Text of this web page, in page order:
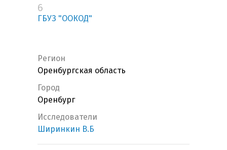
6
ГБУЗ "ООКОД"
Регион
Оренбургская область
Город
Оренбург
Исследователи
Ширинкин В.Б